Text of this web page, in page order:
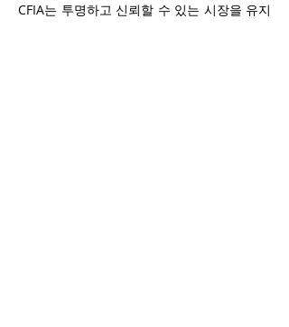
CFIA는 투명하고 신뢰할 수 있는 시장을 유지